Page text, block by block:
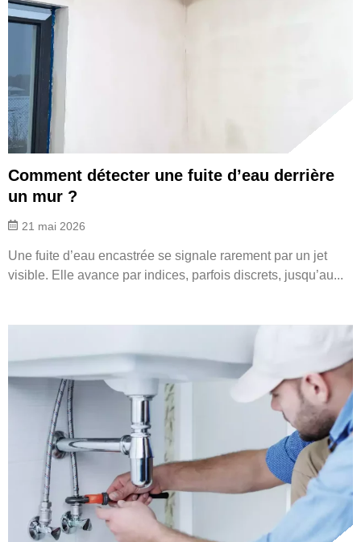
Comment détecter une fuite d’eau derrière
un mur ?
21 mai 2026
Une fuite d’eau encastrée se signale rarement par un jet
visible. Elle avance par indices, parfois discrets, jusqu’au...